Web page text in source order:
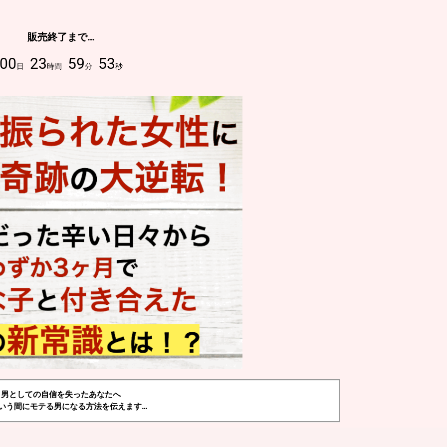
販売終了まで…
日 23時間 59分 52秒
男としての自信を失ったあなたへ
う間にモテる男になる方法を伝えます…